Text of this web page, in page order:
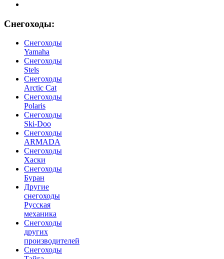
Снегоходы:
Cнегоходы
Yamaha
Снегоходы
Stels
Снегоходы
Arctic Cat
Снегоходы
Polaris
Снегоходы
Ski-Doo
Снегоходы
ARMADA
Cнегоходы
Хаски
Снегоходы
Буран
Другие
снегоходы
Русская
механика
Снегоходы
других
производителей
Снегоходы